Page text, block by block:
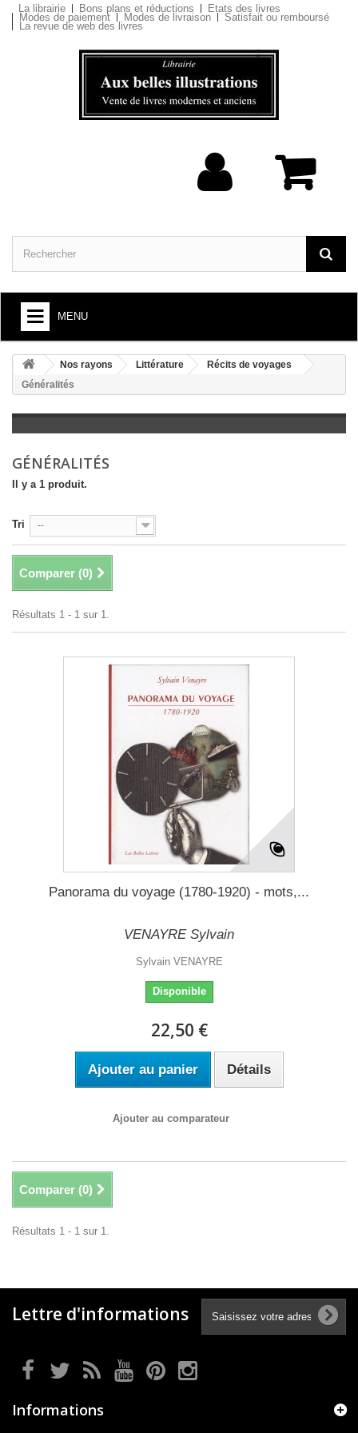
La librairie Bons plans et réductions Etats des livres
Modes de paiement Modes de livraison Satisfait ou remboursé
La revue de web des livres
MENU
+
ARTS ET SOCIÉTÉ
+
LITTÉRATURE
LOISIRS, VIE PRATIQUE
SCOLAIRE ET DICTIONNAIRE
+
LIVRES ANCIENS AVANT 1945
Nos rayons Littérature
Récits de voyages
Généralités
GÉNÉRALITÉS
Il y a 1 produit.
Tri --
Comparer (0)
Résultats 1 - 1 sur 1.
Panorama du voyage (1780-1920) - mots,...
VENAYRE Sylvain
Sylvain VENAYRE
Disponible
22,50 €
Ajouter au panier Détails
Ajouter au comparateur
Comparer (0)
Résultats 1 - 1 sur 1.
Lettre d'informations
Informations